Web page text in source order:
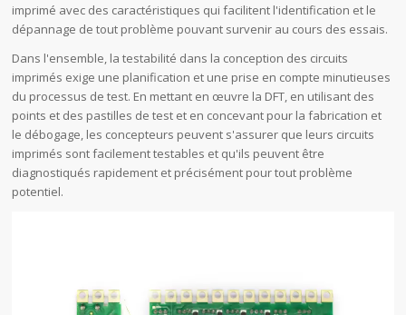
imprimé avec des caractéristiques qui facilitent l'identification et le
dépannage de tout problème pouvant survenir au cours des essais.
Dans l'ensemble, la testabilité dans la conception des circuits
imprimés exige une planification et une prise en compte minutieuses
du processus de test. En mettant en œuvre la DFT, en utilisant des
points et des pastilles de test et en concevant pour la fabrication et
le débogage, les concepteurs peuvent s'assurer que leurs circuits
imprimés sont facilement testables et qu'ils peuvent être
diagnostiqués rapidement et précisément pour tout problème
potentiel.